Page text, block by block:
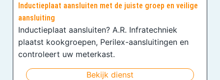
Inductieplaat aansluiten met de juiste groep en veilige
aansluiting
Inductieplaat aansluiten? A.R. Infratechniek
plaatst kookgroepen, Perilex-aansluitingen en
controleert uw meterkast.
Bekijk dienst